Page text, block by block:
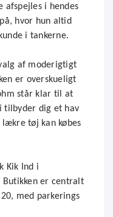
afspejles i hendes
hvor hun altid
i tankerne.
af moderigtigt
er overskueligt
står klar til at
tilbyder dig et hav
tøj kan købes
Kik Ind i
Butikken er centralt
med parkerings